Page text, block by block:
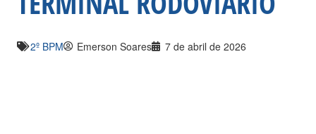
2º BPM Emerson Soares 7 de abril de 2026